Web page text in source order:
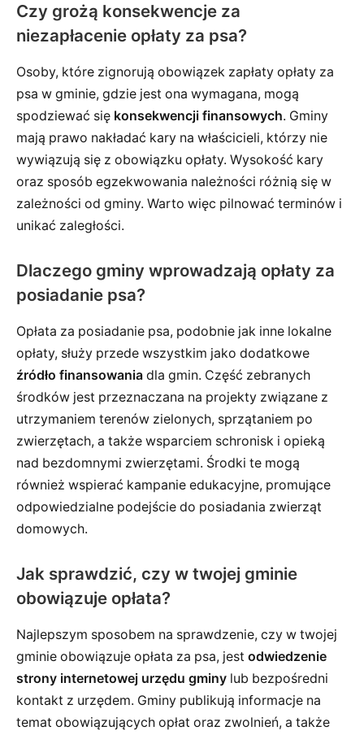
Czy grożą konsekwencje za
niezapłacenie opłaty za psa?
Osoby, które zignorują obowiązek zapłaty opłaty za
psa w gminie, gdzie jest ona wymagana, mogą
spodziewać się konsekwencji finansowych. Gminy
mają prawo nakładać kary na właścicieli, którzy nie
wywiązują się z obowiązku opłaty. Wysokość kary
oraz sposób egzekwowania należności różnią się w
zależności od gminy. Warto więc pilnować terminów i
unikać zaległości.
Dlaczego gminy wprowadzają opłaty za
posiadanie psa?
Opłata za posiadanie psa, podobnie jak inne lokalne
opłaty, służy przede wszystkim jako dodatkowe
źródło finansowania dla gmin. Część zebranych
środków jest przeznaczana na projekty związane z
utrzymaniem terenów zielonych, sprzątaniem po
zwierzętach, a także wsparciem schronisk i opieką
nad bezdomnymi zwierzętami. Środki te mogą
również wspierać kampanie edukacyjne, promujące
odpowiedzialne podejście do posiadania zwierząt
domowych.
Jak sprawdzić, czy w twojej gminie
obowiązuje opłata?
Najlepszym sposobem na sprawdzenie, czy w twojej
gminie obowiązuje opłata za psa, jest odwiedzenie
strony internetowej urzędu gminy lub bezpośredni
kontakt z urzędem. Gminy publikują informacje na
temat obowiązujących opłat oraz zwolnień, a także